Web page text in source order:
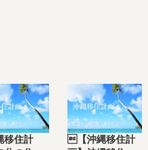
移住計
【沖縄移住計